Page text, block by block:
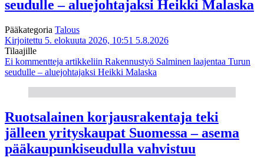
seudulle – aluejohtajaksi Heikki Malaska
Pääkategoria Talous
Kirjoitettu 5. elokuuta 2026, 10:51 5.8.2026
Tilaajille
Ei kommentteja artikkeliin Rakennustyö Salminen laajentaa Turun
seudulle – aluejohtajaksi Heikki Malaska
Ruotsalainen korjausrakentaja teki
jälleen yrityskaupat Suomessa – asema
pääkaupunkiseudulla vahvistuu